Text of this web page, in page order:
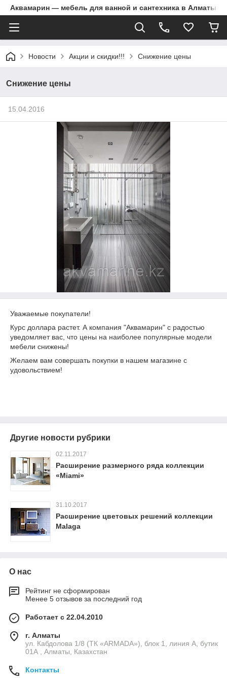
Аквамарин — мебель для ванной и сантехника в Алматы |
Новости Акции и скидки!!! Снижение цены
Снижение цены
15.04.2016
Уважаемые покупатели!
Курс доллара растет. А компания "Аквамарин" с радостью
уведомляет вас, что цены на наиболее популярные модели
мебели снижены!
Желаем вам совершать покупки в нашем магазине с
удовольствием!
Другие новости рубрики
02.11.2017
Расширение размерного ряда коллекции
«Miami»
31.10.2017
Расширение цветовых решений коллекции
Malaga
О нас
Рейтинг не сформирован
Менее 5 отзывов за последний год
Работает с 22.04.2010
г. Алматы
ул. Кабдолова 1/8 (ТК «ARMADA»), блок 1, линия А, бутик
01А , Алматы, Казахстан
Контакты